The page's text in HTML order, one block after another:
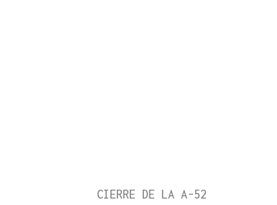
CIERRE DE LA A-52